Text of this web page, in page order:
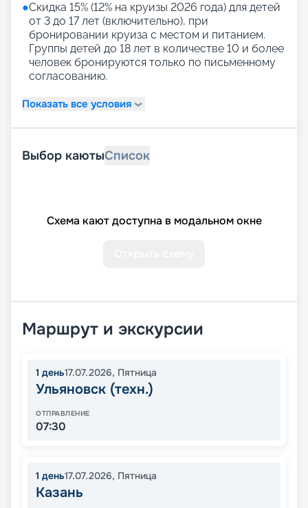
●Скидка 15% (12% на круизы 2026 года) для детей
от 3 до 17 лет (включительно), при
бронировании круиза с местом и питанием.
Группы детей до 18 лет в количестве 10 и более
человек бронируются только по письменному
согласованию.
Показать все условия
Выбор каютыСписок
Схема кают доступна в модальном окне
Маршрут и экскурсии
1 день17.07.2026, Пятница
Ульяновск (техн.)
ОТПРАВЛЕНИЕ
07:30
1 день17.07.2026, Пятница
Казань